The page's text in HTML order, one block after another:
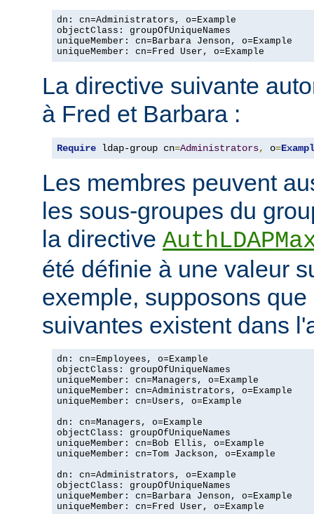
dn: cn=Administrators, o=Example
objectClass: groupOfUniqueNames
uniqueMember: cn=Barbara Jenson, o=Example
uniqueMember: cn=Fred User, o=Example
La directive suivante
à Fred et Barbara :
Require ldap-group cn=Administrators, o=
Les membres peuvent
les sous-groupes du
la directive
été définie à une valeur
exemple, supposons
suivantes existent dans
dn: cn=Employees, o=Example
objectClass: groupOfUniqueNames
uniqueMember: cn=Managers, o=Example
uniqueMember: cn=Administrators, o=Example
uniqueMember: cn=Users, o=Example
dn: cn=Managers, o=Example
objectClass: groupOfUniqueNames
uniqueMember: cn=Bob Ellis, o=Example
uniqueMember: cn=Tom Jackson, o=Example
dn: cn=Administrators, o=Example
objectClass: groupOfUniqueNames
uniqueMember: cn=Barbara Jenson, o=Example
uniqueMember: cn=Fred User, o=Example